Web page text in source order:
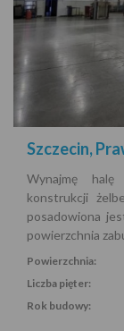
Szczecin,
Wynajmę halę
konstrukcji
posadowiona
powierzchnia
Powierzchnia:
Liczba pięter:
Rok budowy: